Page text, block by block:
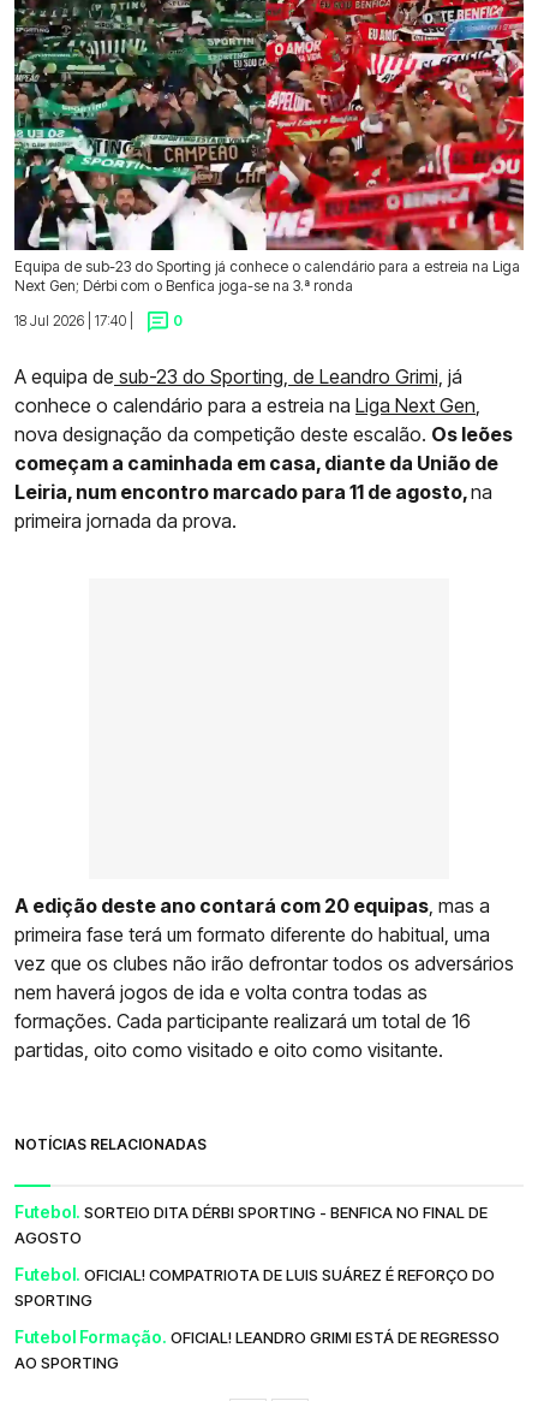
Equipa de sub-23 do Sporting já conhece o calendário para a estreia na Liga
Next Gen; Dérbi com o Benfica joga-se na 3.ª ronda
18 Jul 2026 | 17:40 |
0
A equipa de sub-23 do Sporting, de Leandro Grimi, já
conhece o calendário para a estreia na Liga Next Gen
nova designação da competição deste escalão. Os leões
começam a caminhada em casa, diante da União de
Leiria, num encontro marcado para 11 de agosto,na
primeira jornada da prova.
A edição deste ano contará com 20 equipas , mas a
primeira fase terá um formato diferente do habitual, uma
vez que os clubes não irão defrontar todos os adversários
nem haverá jogos de ida e volta contra todas as
formações. Cada participante realizará um total de 16
partidas, oito como visitado e oito como visitante.
NOTÍCIAS RELACIONADAS
Futebol. SORTEIO DITA DÉRBI SPORTING - BENFICA NO FINAL DE
AGOSTO
Futebol. OFICIAL! COMPATRIOTA DE LUIS SUÁREZ É REFORÇO DO
SPORTING
Futebol Formação. OFICIAL! LEANDRO GRIMI ESTÁ DE REGRESSO
AO SPORTING